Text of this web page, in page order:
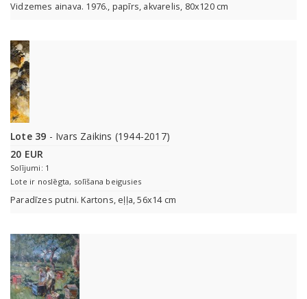
Vidzemes ainava. 1976., papīrs, akvarelis, 80x120 cm
Lote 39 - Ivars Zaikins (1944-2017)
20 EUR
Solījumi: 1
Lote ir noslēgta, solīšana beigusies
Paradīzes putni. Kartons, eļļa, 56x14 cm